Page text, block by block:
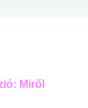
Miről